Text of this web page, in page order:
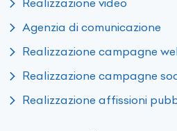
Realizzazione video
Agenzia di comunicazione
Realizzazione campagne
Realizzazione campagne
Realizzazione affissioni